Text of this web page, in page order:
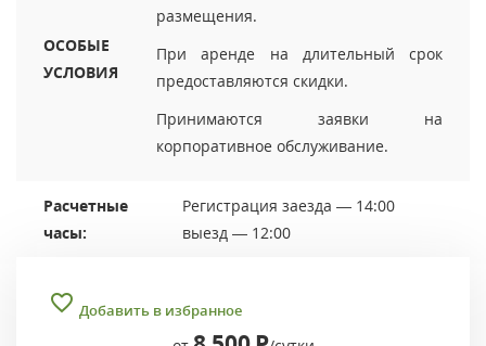
ОСОБЫЕ
УСЛОВИЯ
размещения.
При аренде на длительный срок
предоставляются скидки.
Принимаются заявки на
корпоративное обслуживание.
Расчетные
часы:
Регистрация заезда — 14:00
выезд — 12:00
Добавить в избранное